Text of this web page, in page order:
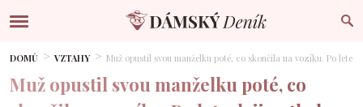
DOMŮ VZTAHY Muž opustil svou manželku poté, co skončila na vozíku. Po
Muž opustil svou manželku poté, co